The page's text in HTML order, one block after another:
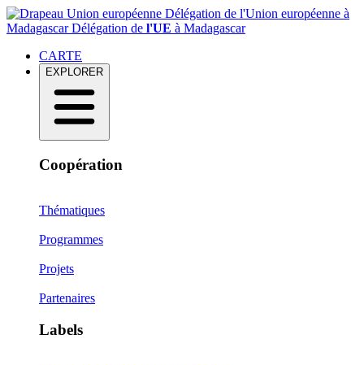
Délégation de l'Union européenne à
MadagascarDélégation de l'UE à Madagascar
CARTE
EXPLORER
Coopération
Thématiques
Programmes
Projets
Partenaires
Labels